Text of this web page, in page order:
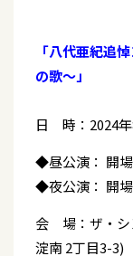
「八代亜紀追
の歌～」
日 時：2024
◆昼公演： 開場
◆夜公演： 開場
会 場：ザ・シ
淀南 2丁目3-3)